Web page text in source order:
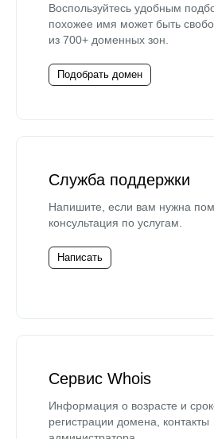
Воспользуйтесь удобным
похожее имя может быть
из 700+ доменных зон.
Подобрать домен
Служба поддержки
Напишите, если вам нужна
консультация по услугам.
Написать
Сервис Whois
Информация о возрасте и
регистрации домена, контакты